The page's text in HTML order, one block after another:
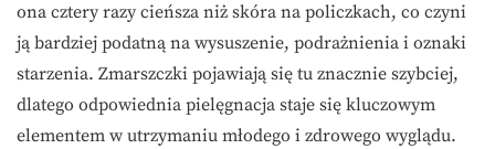
ona cztery razy cieńsza niż skóra na policzkach, co czyni
ją bardziej podatną na wysuszenie, podrażnienia i oznaki
starzenia. Zmarszczki pojawiają się tu znacznie szybciej,
dlatego odpowiednia pielęgnacja staje się kluczowym
elementem w utrzymaniu młodego i zdrowego wyglądu.